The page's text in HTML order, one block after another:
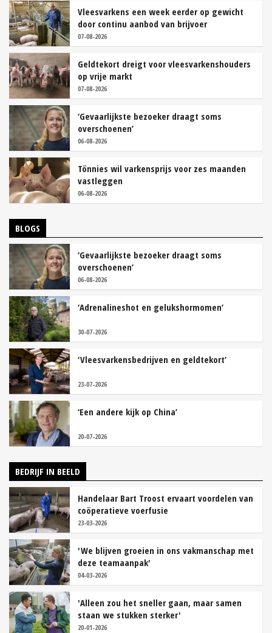
Vleesvarkens een week eerder op gewicht
door continu aanbod van brijvoer
07-08-2026
Geldtekort dreigt voor vleesvarkenshouders
op vrije markt
07-08-2026
‘Gevaarlijkste bezoeker draagt soms
overschoenen’
06-08-2026
Tönnies wil varkensprijs voor zes maanden
vastleggen
06-08-2026
BLOGS
‘Gevaarlijkste bezoeker draagt soms
overschoenen’
06-08-2026
‘Adrenalineshot en gelukshormomen’
30-07-2026
‘Vleesvarkensbedrijven en geldtekort’
23-07-2026
‘Een andere kijk op China’
20-07-2026
BEDRIJF IN BEELD
Handelaar Bart Troost ervaart voordelen van
coöperatieve voerfusie
23-03-2026
'We blijven groeien in ons vakmanschap met
deze teamaanpak'
04-03-2026
'Alleen zou het sneller gaan, maar samen
staan we stukken sterker'
20-01-2026